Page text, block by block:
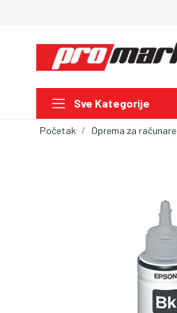
Sve Kategorije
Početak Oprema za računare